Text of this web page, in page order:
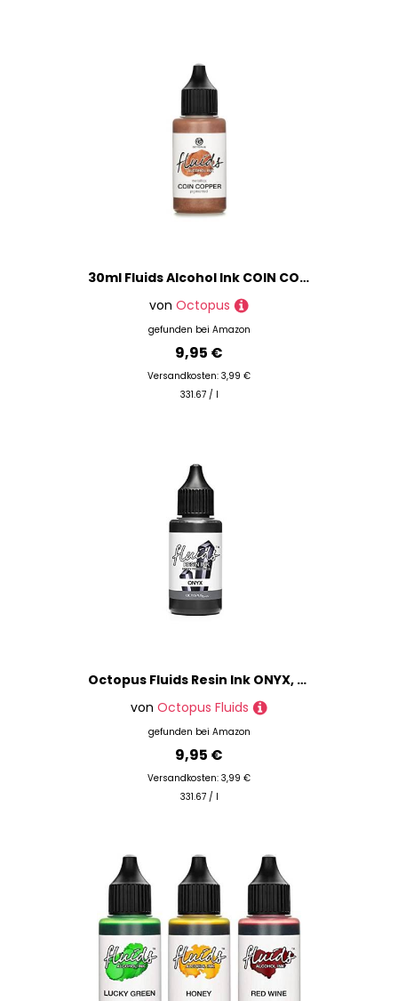
30ml Fluids Alcohol Ink COIN COPPER, Alkoholtinte für Fluid Art und Resin, kupfer
von Octopus
gefunden bei Amazon
9,95 €
Versandkosten: 3,99 €
331.67 / l
Octopus Fluids Resin Ink ONYX, Alcohol Ink für Epoxidharz und UV-Resin, Resin-Farbe, Harz-Farbe schwarz, 30 ml
von Octopus Fluids
gefunden bei Amazon
9,95 €
Versandkosten: 3,99 €
331.67 / l